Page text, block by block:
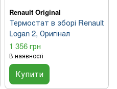
Renault Original
Термостат в зборі Renault
Logan 2, Оригінал
1 356 грн
В наявності
Купити